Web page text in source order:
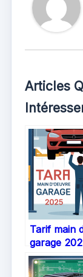
Articles
Tarif main
garage
qu’il faut
savoir